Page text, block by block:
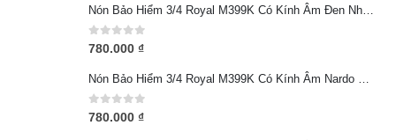
0out of 5
780.000 ₫
0out of 5
780.000 ₫